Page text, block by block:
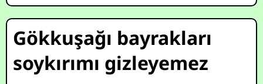
Gökkuşağı bayrakları
soykırımı gizleyemez